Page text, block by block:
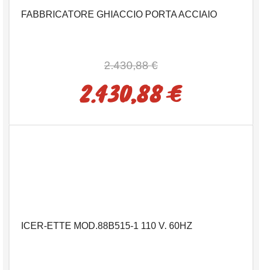
FABBRICATORE GHIACCIO PORTA ACCIAIO
2.430,88 €
2.430,88 €
ICER-ETTE MOD.88B515-1 110 V. 60HZ